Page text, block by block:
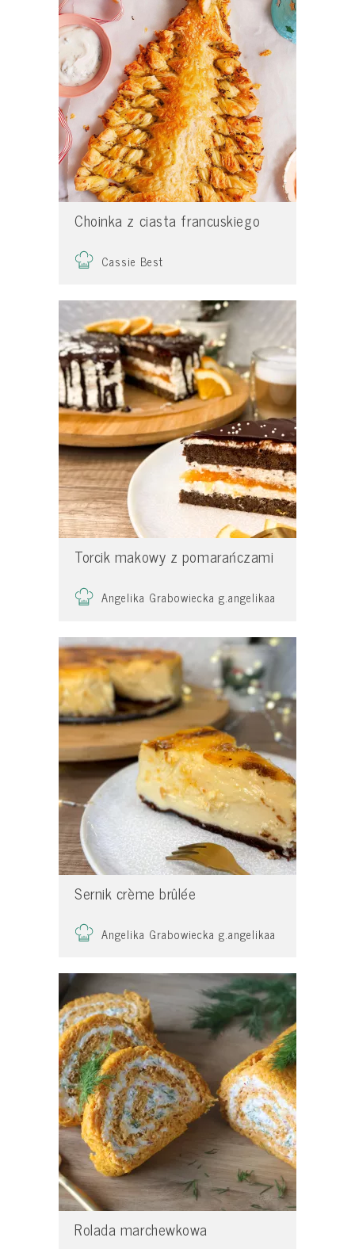
Choinka z ciasta francuskiego
Cassie Best
Torcik makowy z pomarańczami
Angelika Grabowiecka g.angelikaa
Sernik crème brûlée
Angelika Grabowiecka g.angelikaa
Rolada marchewkowa